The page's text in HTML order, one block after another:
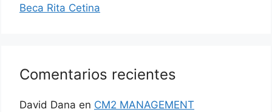
Beca Rita Cetina
Comentarios recientes
David Dana en CM2 MANAGEMENT